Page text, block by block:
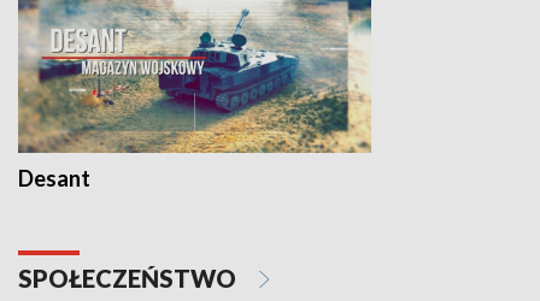
Desant
SPOŁECZEŃSTWO